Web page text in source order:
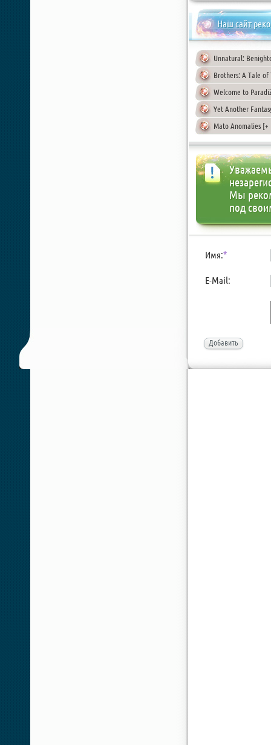
Наш сайт
Unnatural:
Brothers: A Tale of
Welcome to
Yet Another
Mato Anomalies [+
Мы
под
Имя:*
E-Mail:
Добавить